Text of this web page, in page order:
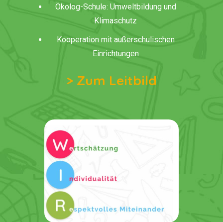
Ökolog-Schule: Umweltbildung und
Klimaschutz
Kooperation mit außerschulischen
Einrichtungen
> Zum Leitbild